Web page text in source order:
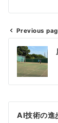
投
稿
ナ
ビ
ゲ
Previous
AI技術の進